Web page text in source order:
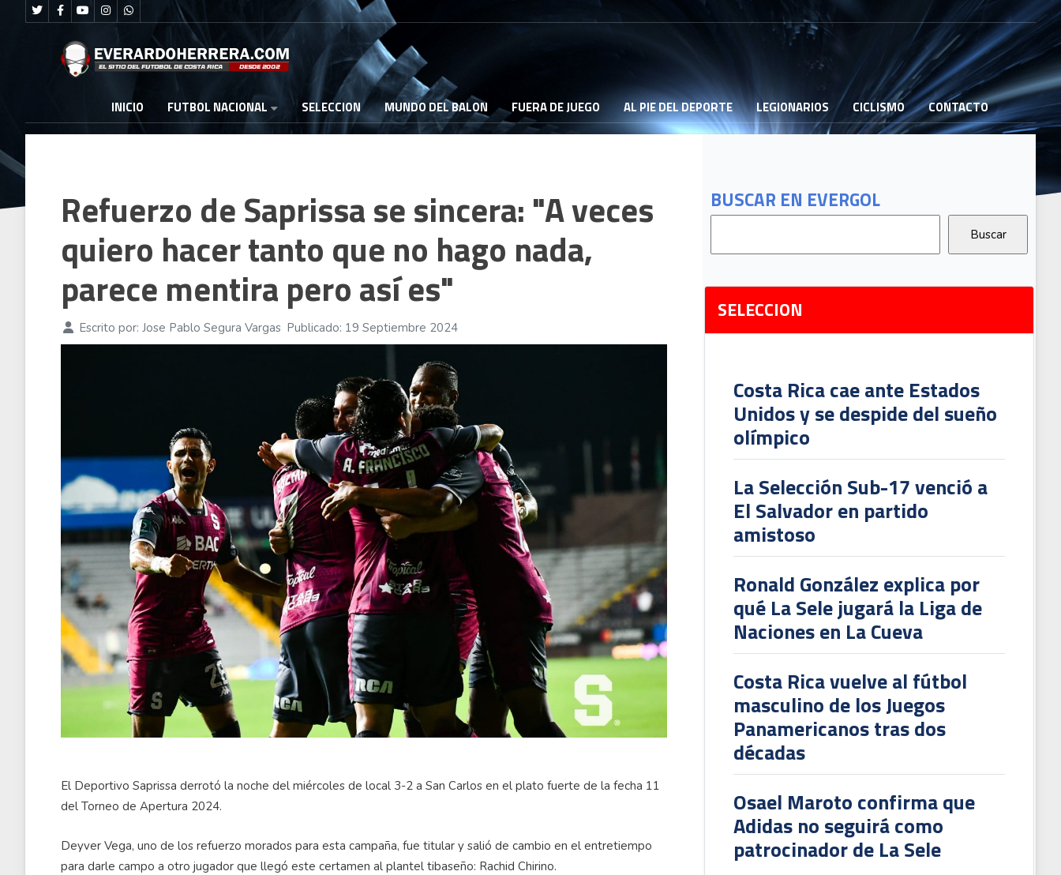
INICIO FUTBOL NACIONAL SELECCION MUNDO DEL BALON FUERA DE JUEGO AL PIE DEL DEPORTE LEGIONARIOS CICLISMO CONTACTO
BUSCAR EN EVERGOL
SELECCION
Costa Rica cae ante Estados
Unidos y se despide del sueño
olímpico
La Selección Sub-17 venció a
El Salvador en partido
amistoso
Ronald González explica por
qué La Sele jugará la Liga de
Naciones en La Cueva
Costa Rica vuelve al fútbol
masculino de los Juegos
Panamericanos tras dos
décadas
Osael Maroto confirma que
Adidas no seguirá como
patrocinador de La Sele
Refuerzo de Saprissa se sincera: "A veces
quiero hacer tanto que no hago nada,
parece mentira pero así es"
Escrito por: Jose Pablo Segura Vargas Publicado: 19 Septiembre 2024
El Deportivo Saprissa derrotó la noche del miércoles de local 3-2 a San Carlos en el plato fuerte de la fecha 11
del Torneo de Apertura 2024.
Deyver Vega, uno de los refuerzo morados para esta campaña, fue titular y salió de cambio en el entretiempo
para darle campo a otro jugador que llegó este certamen al plantel tibaseño: Rachid Chirino.